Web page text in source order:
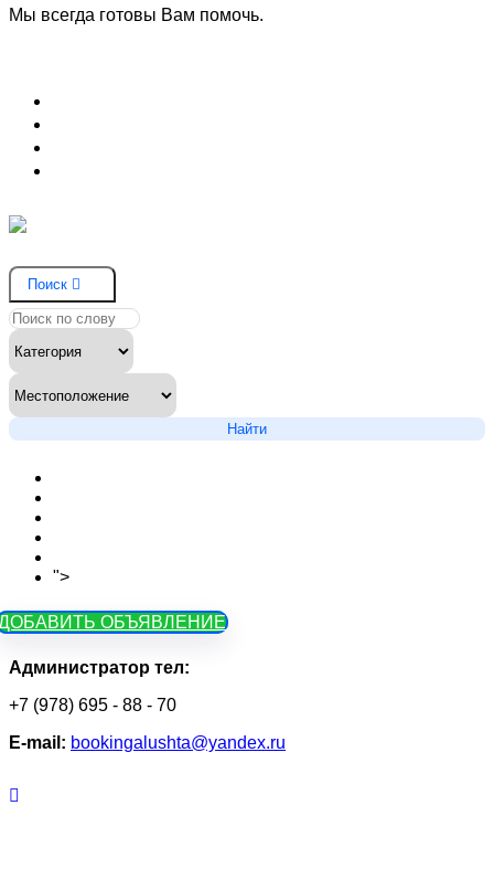
Мы всегда готовы Вам помочь.
Поиск
Найти
">
ОБЪЯВЛЕНИЕ
Администратор тел:
+7 (978) 695 - 88 - 70
Е-mail: bookingalushta@yandex.ru